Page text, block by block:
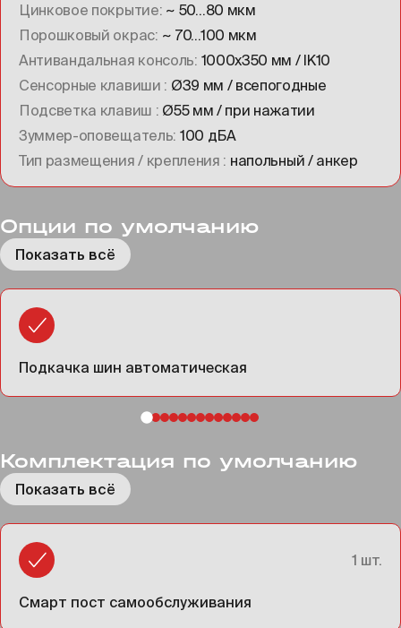
Цинковое покрытие ~ 50…80 мкм
Порошковый окрас ~ 70…100 мкм
Антивандальная консоль 1000х350 мм / IK10
Сенсорные клавиши
Ø39 мм / всепогодные
Подсветка клавиш
Ø55 мм / при нажатии
Зуммер-оповещатель 100 дБА
Тип размещения / крепления
напольный / анкер
Опции по умолчанию
Показать всё
Подкачка шин автоматическая
Комплектация по умолчанию
Показать всё
1 шт.
Смарт пост самообслуживания